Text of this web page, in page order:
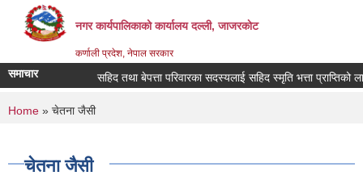
नगर कार्यपालिकाको कार्यालय दल्ली, जाजरकाेट
कर्णाली प्रदेश, नेपाल सरकार
समाचार सहिद तथा बेपत्ता परिवारका सदस्यलाई सहिद स्मृति भत्ता प्राप्तिको लागि
You are here
Home » चेतना जैसी
चेतना जैसी